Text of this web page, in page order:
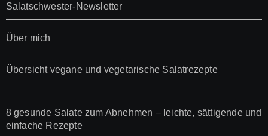
Salatschwester-Newsletter
Über mich
Übersicht vegane und vegetarische Salatrezepte
8 gesunde Salate zum Abnehmen – leichte, sättigende und
einfache Rezepte